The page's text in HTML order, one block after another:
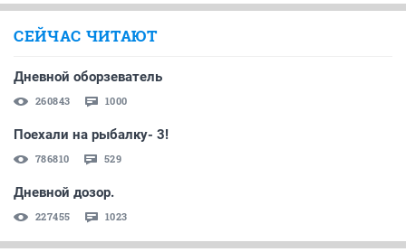
СЕЙЧАС ЧИТАЮТ
Дневной оборзеватель
260843 1000
Поехали на рыбалку- 3!
786810 529
Дневной дозор.
227455 1023